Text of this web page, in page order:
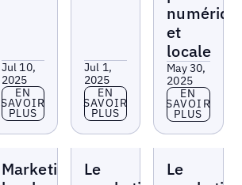
Jul 10,
2025
En savoir plus
EN
SAVOIR
PLUS
Jul 1,
2025
En savoir plus
EN
SAVOIR
PLUS
et
locale
May 30,
2025
En savoir
EN
SAVOIR
PLUS
Marketing
Beat
Marketing
Marketing
Beat
Le
Marketing
Beat
Le